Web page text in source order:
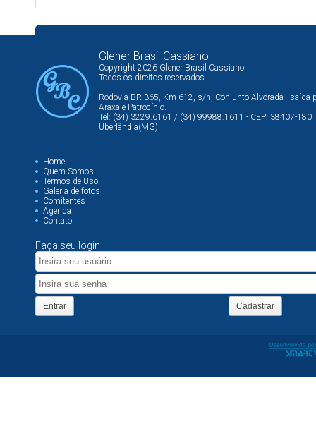
Glener Brasil Cassiano
Copyright 2026 Glener Brasil Cassiano
Todos os direitos reservados
Rodovia BR 365, Km 612, s/n, Conjunto Alvorada - saída
Araxá e Patrocínio.
Tel: (34) 3229.6161 / (34) 99988.1611 - CEP: 38407-180
Uberlândia(MG)
Home
Quem Somos
Termos de Uso
Galeria de fotos
Comitentes
Agenda
Contato
Faça seu login
Entrar Cadastrar